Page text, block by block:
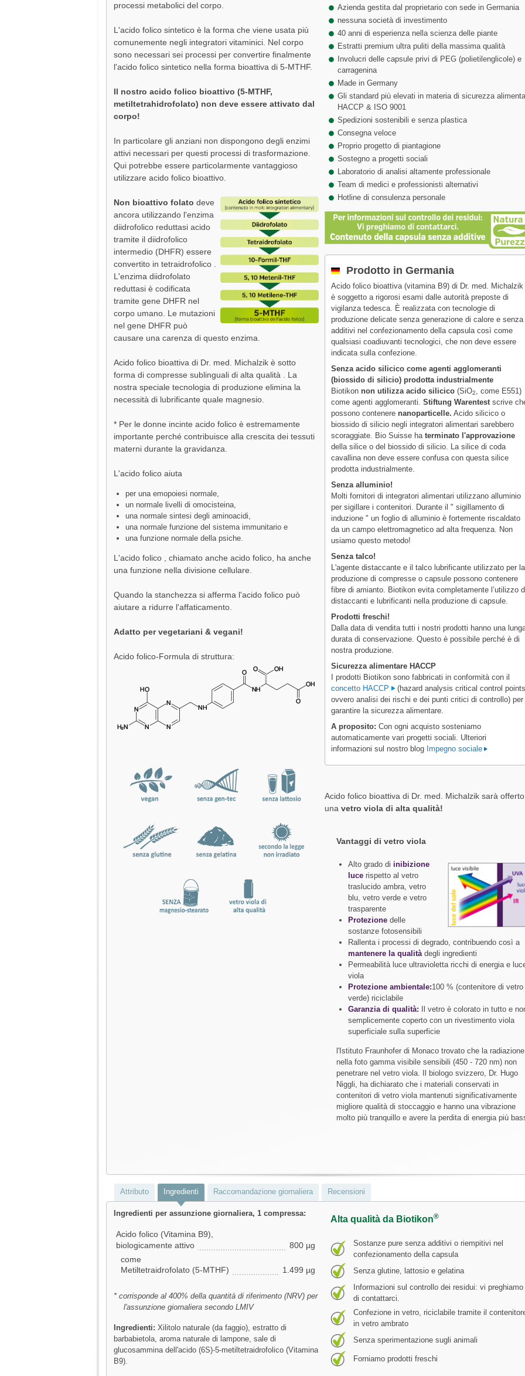
processi metabolici del corpo.
L'acido folico sintetico è la forma che viene usata più
comunemente negli integratori vitaminici. Nel corpo
sono necessari sei processi per convertire finalmente
l'acido folico sintetico nella forma bioattiva di 5-MTHF.
Il nostro acido folico bioattivo (5-MTHF,
metiltetrahidrofolato) non deve essere attivato dal
corpo!
In particolare gli anziani non dispongono degli enzimi
attivi necessari per questi processi di trasformazione.
Qui potrebbe essere particolarmente vantaggioso
utilizzare acido folico bioattivo.
Non bioattivo folato deve
ancora utilizzando l'enzima
diidrofolico reduttasi acido
tramite il diidrofolico
intermedio (DHFR) essere
convertito in tetraidrofolico .
L'enzima diidrofolato
reduttasi è codificata
tramite gene DHFR nel
corpo umano. Le mutazioni
nel gene DHFR può
causare una carenza di questo enzima.
Acido folico bioattiva di Dr. med. Michalzik è sotto
forma di compresse sublinguali di alta qualità . La
nostra speciale tecnologia di produzione elimina la
necessità di lubrificante quale magnesio.
* Per le donne incinte acido folico è estremamente
importante perché contribuisce alla crescita dei tessuti
materni durante la gravidanza.
L'acido folico aiuta
per una emopoiesi normale,
un normale livelli di omocisteina,
una normale sintesi degli aminoacidi,
una normale funzione del sistema immunitario e
una funzione normale della psiche.
L'acido folico , chiamato anche acido folico, ha anche
una funzione nella divisione cellulare.
Quando la stanchezza si afferma l'acido folico può
aiutare a ridurre l'affaticamento.
Adatto per vegetariani & vegani!
Acido folico-Formula di struttura:
Azienda gestita dal proprietario con sede in Germania
nessuna società di investimento
40 anni di esperienza nella scienza delle piante
Estratti premium ultra puliti della massima qualità
Involucri delle capsule privi di PEG (polietilenglicole) e
carragenina
Made in Germany
Gli standard più elevati in materia di sicurezza
HACCP & ISO 9001
Spedizioni sostenibili e senza plastica
Consegna veloce
Proprio progetto di piantagione
Sostegno a progetti sociali
Laboratorio di analisi altamente professionale
Team di medici e professionisti alternativi
Hotline di consulenza personale
Prodotto in Germania
Acido folico bioattiva (vitamina B9) di Dr. med. Michalzik
è soggetto a rigorosi esami dalle autorità preposte di
vigilanza tedesca. È realizzata con tecnologie di
produzione delicate senza generazione di calore e senza
additivi nel confezionamento della capsula così come
qualsiasi coadiuvanti tecnologici, che non deve essere
indicata sulla confezione.
Senza acido silicico come agenti agglomeranti
(biossido di silicio) prodotta industrialmente
Biotikon non utilizza acido silicico (SiO2
, come E551)
come agenti agglomeranti.Stiftung Warentest scrive
possono contenere nanoparticelle. Acido silicico o
biossido di silicio negli integratori alimentari sarebbero
scoraggiate. Bio Suisse haterminato l'approvazione
della silice o del biossido di silicio. La silice di coda
cavallina non deve essere confusa con questa silice
prodotta industrialmente.
Senza alluminio!
Molti fornitori di integratori alimentari utilizzano alluminio
per sigillare i contenitori. Durante il " sigillamento di
induzione " un foglio di alluminio è fortemente riscaldato
da un campo elettromagnetico ad alta frequenza. Non
usiamo questo metodo!
Senza talco!
L'agente distaccante e il talco lubrificante utilizzato per la
produzione di compresse o capsule possono contenere
fibre di amianto. Biotikon evita completamente l’utilizzo
distaccanti e lubrificanti nella produzione di capsule.
Prodotti freschi!
Dalla data di vendita tutti i nostri prodotti hanno una
durata di conservazione. Questo è possibile perché è di
nostra produzione.
Sicurezza alimentare HACCP
I prodotti Biotikon sono fabbricati in conformità con il
concetto HACCP
(hazard analysis critical control
ovvero analisi dei rischi e dei punti critici di controllo) per
garantire la sicurezza alimentare.
A proposito: Con ogni acquisto sosteniamo
automaticamente vari progetti sociali. Ulteriori
informazioni sul nostro blog Impegno sociale
Acido folico bioattiva di Dr. med. Michalzik sarà
unavetro viola di alta qualità!
Vantaggi di vetro viola
Alto grado di inibizione
luce rispetto al vetro
traslucido ambra, vetro
blu, vetro verde e vetro
trasparente
Protezione delle
sostanze fotosensibili
Rallenta i processi di degrado, contribuendo così a
mantenere la qualità degli ingredienti
Permeabilità luce ultravioletta ricchi di energia e
viola
Protezione ambientale:100 % (contenitore di vetro
verde) riciclabile
Garanzia di qualità: Il vetro è colorato in tutto e
semplicemente coperto con un rivestimento viola
superficiale sulla superficie
l'Istituto Fraunhofer di Monaco trovato che la radiazione
nella foto gamma visibile sensibili (450 - 720 nm) non
penetrare nel vetro viola. Il biologo svizzero, Dr. Hugo
Niggli, ha dichiarato che i materiali conservati in
contenitori di vetro viola mantenuti significativamente
migliore qualità di stoccaggio e hanno una vibrazione
molto più tranquillo e avere la perdita di energia più
Attributo Ingredienti Raccomandazione giornaliera Recensioni
Ingredienti per assunzione giornaliera, 1 compressa:
Acido folico (Vitamina B9),
biologicamente attivo
800 µg
come
Metiltetraidrofolato (5-MTHF)
1.499 µg
* corrisponde al 400% della quantità di riferimento (NRV) per
l'assunzione giornaliera secondo LMIV
Ingredienti: Xilitolo naturale (da faggio), estratto di
barbabietola, aroma naturale di lampone, sale di
glucosammina dell'acido (6S)-5-metiltetraidrofolico (Vitamina
B9).
Alta qualità da Biotikon®
Sostanze pure senza additivi o riempitivi nel
confezionamento della capsula
Senza glutine, lattosio e gelatina
Informazioni sul controllo dei residui: vi preghiamo
di contattarci.
Confezione in vetro, riciclabile tramite il
in vetro ambrato
Senza sperimentazione sugli animali
Forniamo prodotti freschi